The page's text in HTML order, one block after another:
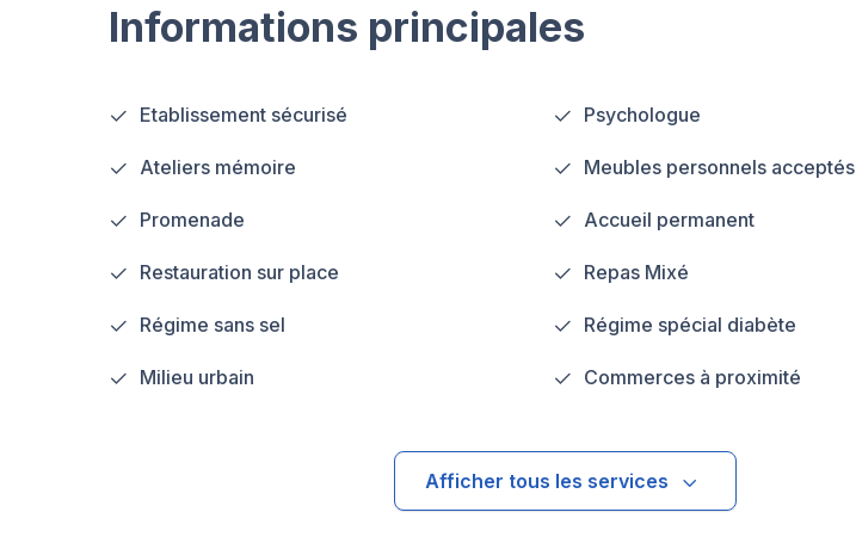
Informations principales
Etablissement sécurisé Psychologue
Ateliers mémoire Meubles personnels acceptés
Promenade Accueil permanent
Restauration sur place Repas Mixé
Régime sans sel Régime spécial diabète
Milieu urbain Commerces à proximité
Afficher tous les services